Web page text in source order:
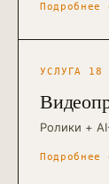
Подробнее
УСЛУГА 18
Ролики +
Подробнее